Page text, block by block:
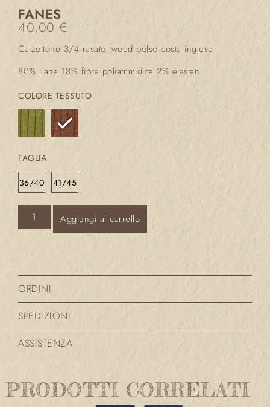
FANES
40,00 €
Calzettone 3/4 rasato tweed polso costa inglese
80% Lana 18% fibra poliammidica 2% elastan
COLORE TESSUTO
TAGLIA
36/40 41/45
Aggiungi al carrello
ORDINI
SPEDIZIONI
ASSISTENZA
PRODOTTI CORRELATI